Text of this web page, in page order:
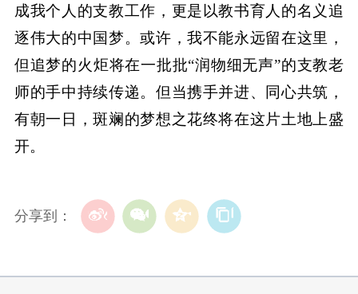
成我个人的支教工作，更是以教书育人的名义追
逐伟大的中国梦。或许，我不能永远留在这里，
但追梦的火炬将在一批批“润物细无声”的支教老
师的手中持续传递。但当携手并进、同心共筑，
有朝一日，斑斓的梦想之花终将在这片土地上盛
开。
分享到：